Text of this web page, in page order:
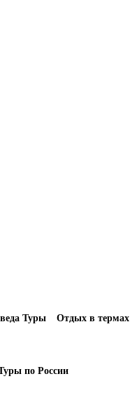
Туры Отдых в термах
по России